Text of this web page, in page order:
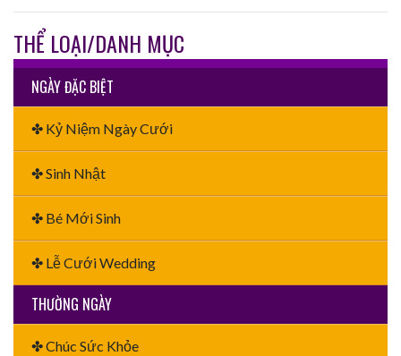
THỂ LOẠI/DANH MỤC
NGÀY ĐẶC BIỆT
✤ Kỷ Niệm Ngày Cưới
✤ Sinh Nhật
✤ Bé Mới Sinh
✤ Lễ Cưới Wedding
THƯỜNG NGÀY
✤ Chúc Sức Khỏe